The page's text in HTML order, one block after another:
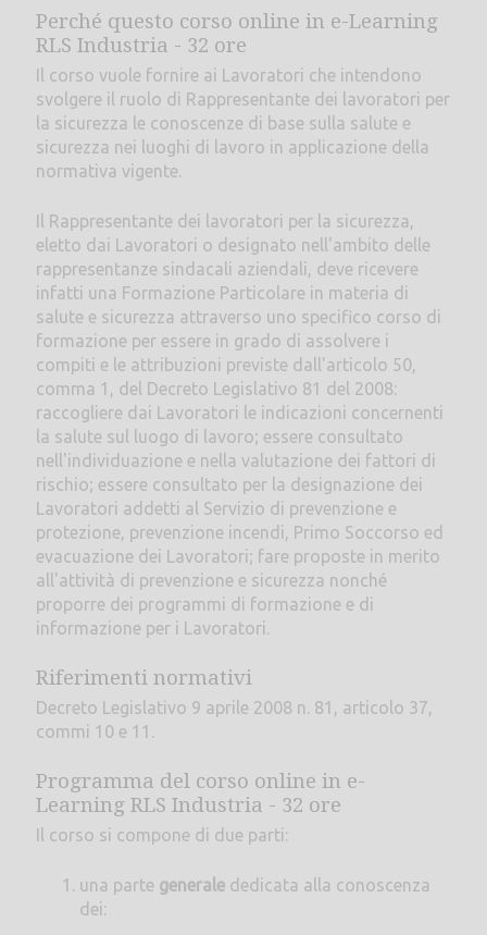
Perché questo corso online in e-Learning
RLS Industria - 32 ore
Il corso vuole fornire ai Lavoratori che intendono
svolgere il ruolo di Rappresentante dei lavoratori per
la sicurezza le conoscenze di base sulla salute e
sicurezza nei luoghi di lavoro in applicazione della
normativa vigente.
Il Rappresentante dei lavoratori per la sicurezza,
eletto dai Lavoratori o designato nell'ambito delle
rappresentanze sindacali aziendali, deve ricevere
infatti una Formazione Particolare in materia di
salute e sicurezza attraverso uno specifico corso di
formazione per essere in grado di assolvere i
compiti e le attribuzioni previste dall'articolo 50,
comma 1, del Decreto Legislativo 81 del 2008:
raccogliere dai Lavoratori le indicazioni concernenti
la salute sul luogo di lavoro; essere consultato
nell'individuazione e nella valutazione dei fattori di
rischio; essere consultato per la designazione dei
Lavoratori addetti al Servizio di prevenzione e
protezione, prevenzione incendi, Primo Soccorso ed
evacuazione dei Lavoratori; fare proposte in merito
all'attività di prevenzione e sicurezza nonché
proporre dei programmi di formazione e di
informazione per i Lavoratori.
Riferimenti normativi
Decreto Legislativo 9 aprile 2008 n. 81, articolo 37,
commi 10 e 11.
Programma del corso online in e-
Learning RLS Industria - 32 ore
Il corso si compone di due parti:
una parte generalededicata alla conoscenza
dei: